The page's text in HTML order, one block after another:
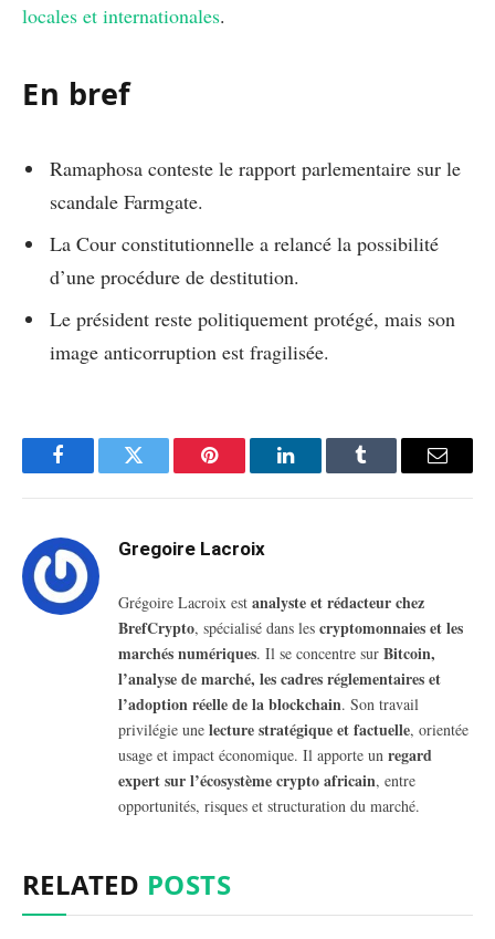
locales et internationales.
En bref
Ramaphosa conteste le rapport parlementaire sur le
scandale Farmgate.
La Cour constitutionnelle a relancé la possibilité
d’une procédure de destitution.
Le président reste politiquement protégé, mais son
image anticorruption est fragilisée.
FacebookTwitter Pinterest LinkedInTumblr Email
Gregoire Lacroix
Grégoire Lacroix est analyste et rédacteur chez
BrefCrypto, spécialisé dans les cryptomonnaies et les
marchés numériques. Il se concentre sur Bitcoin,
l’analyse de marché, les cadres réglementaires et
l’adoption réelle de la blockchain. Son travail
privilégie une lecture stratégique et factuelle, orientée
usage et impact économique. Il apporte un regard
expert sur l’écosystème crypto africain, entre
opportunités, risques et structuration du marché.
RELATED POSTS